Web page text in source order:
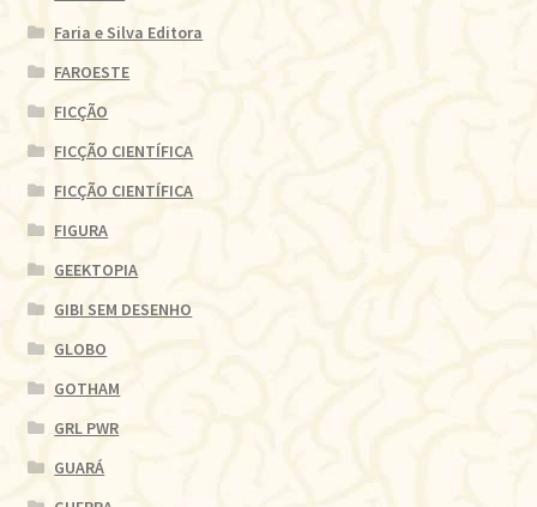
Faria e Silva Editora
FAROESTE
FICÇÃO
FICÇÃO CIENTÍFICA
FICÇÃO CIENTÍFICA
FIGURA
GEEKTOPIA
GIBI SEM DESENHO
GLOBO
GOTHAM
GRL PWR
GUARÁ